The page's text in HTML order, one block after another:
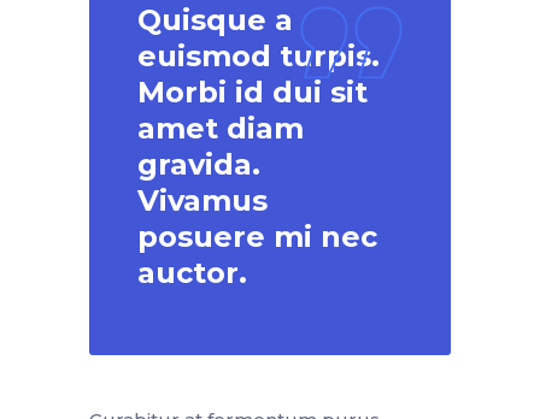
Quisque a
euismod turpis.
Morbi id dui sit
amet diam
gravida.
Vivamus
posuere mi nec
auctor.